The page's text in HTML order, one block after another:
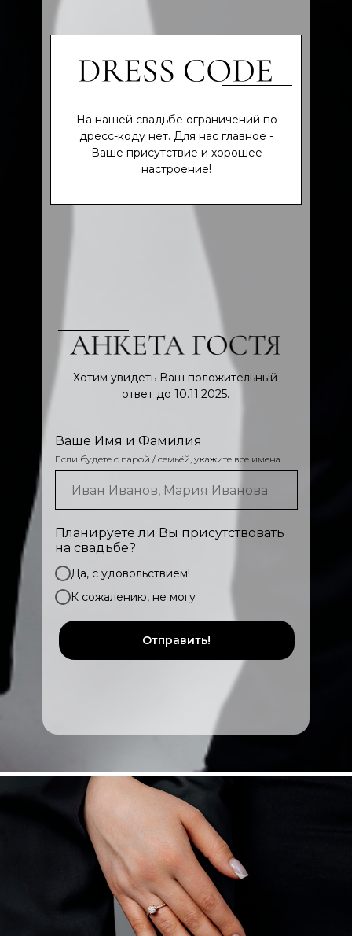
На нашей свадьбе ограничений по
дресс-коду нет. Для нас главное -
Ваше присутствие и хорошее
настроение!
Хотим увидеть Ваш положительный
ответ до 10.11.2025.
Ваше Имя и Фамилия
Если будете с парой / семьёй, укажите все имена
Планируете ли Вы присутствовать
на свадьбе?
Да, с удовольствием!
К сожалению, не могу
Отправить!